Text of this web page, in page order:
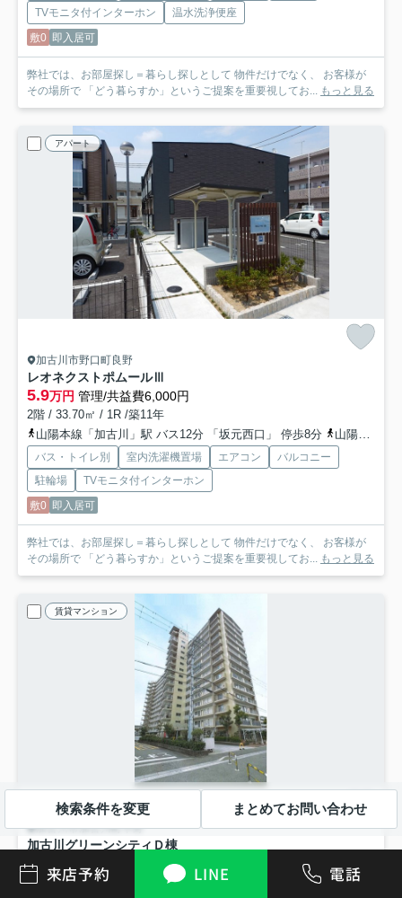
TVモニタ付インターホン
温水洗浄便座
敷0 即入居可
弊社では、お部屋探し＝暮らし探しとして 物件だけでなく、 お客様が
その場所で 「どう暮らすか」というご提案を重要視してお...
もっと見る
アパート
加古川市野口町良野
レオネクストポムールⅢ
5.9万円 管理/共益費6,000円
2階 / 33.70㎡ / 1R /築11年
山陽本線「加古川」駅 バス12分 「坂元西口」 停歩8分
山陽本線「加古川」駅 徒歩21分
バス・トイレ別 室内洗濯機置場 エアコン
バルコニー
駐輪場
TVモニタ付インターホン
敷0 即入居可
弊社では、お部屋探し＝暮らし探しとして 物件だけでなく、 お客様が
その場所で 「どう暮らすか」というご提案を重要視してお...
もっと見る
賃貸マンション
加古川市加古川町平野
加古川グリーンシティＤ棟
6万円
1階 / 61.60㎡ / 3LDK /築41年
検索条件を変更 まとめてお問い合わせ
来店予約 LINE 電話